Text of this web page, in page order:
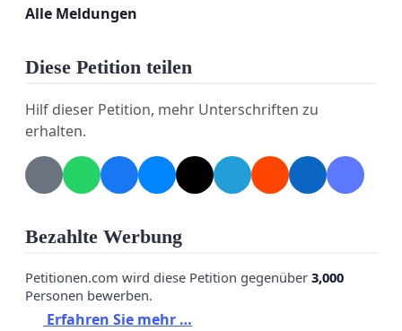
Alle Meldungen
Diese Petition teilen
Hilf dieser Petition, mehr Unterschriften zu
erhalten.
Bezahlte Werbung
Petitionen.com wird diese Petition gegenüber 3,000
Personen bewerben.
Erfahren Sie mehr …